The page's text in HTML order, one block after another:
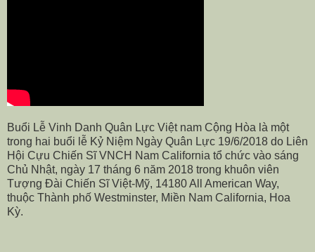
Buổi Lễ Vinh Danh Quân Lực Việt nam Cộng Hòa là một
trong hai buổi lễ Kỷ Niệm Ngày Quân Lực 19/6/2018 do Liên
Hội Cựu Chiến Sĩ VNCH Nam California tổ chức vào sáng
Chủ Nhật, ngày 17 tháng 6 năm 2018 trong khuôn viên
Tượng Đài Chiến Sĩ Việt-Mỹ, 14180 All American Way,
thuộc Thành phố Westminster, Miền Nam California, Hoa
Kỳ.